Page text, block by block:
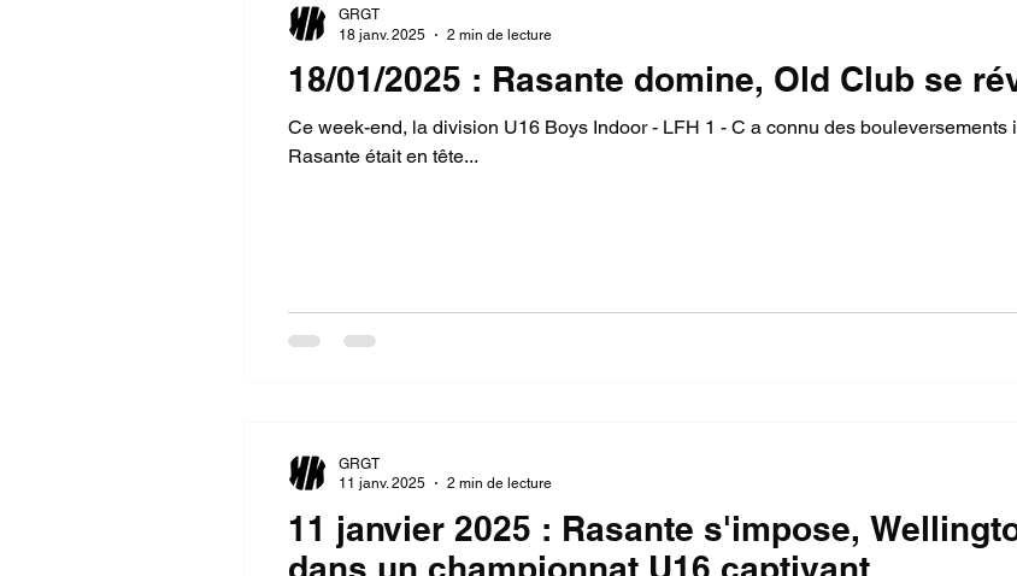
18/01/2025 : Rasante domine, Old Club se
Ce week-end, la division U16 Boys Indoor - LFH 1 - C a connu des bouleversements
Rasante était en tête...
GRGT
18 janv. 2025
2 min de lecture
11 janvier 2025 : Rasante s'impose,
dans un championnat U16 captivant
GRGT
11 janv. 2025
2 min de lecture